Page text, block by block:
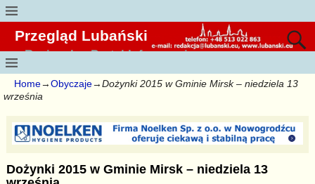
Przegląd Lubański
Regionalny Portal Informacyjny
Home→Obyczaje→Dożynki 2015 w Gminie Mirsk – niedziela 13
września
Dożynki 2015 w Gminie Mirsk – niedziela 13